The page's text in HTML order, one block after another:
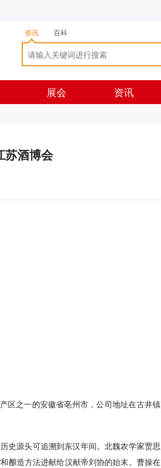
资讯 百科
展会 资讯
苏酒博会
区之一的安徽省亳州市，公司地址在古井镇
史源头可追溯到东汉年间。北魏农学家贾思
酿造方法进献给汉献帝刘协的始末。曹操在